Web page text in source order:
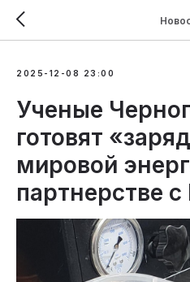
2025-12-08 23:00
Ученые
готовят
мировой
партнерстве